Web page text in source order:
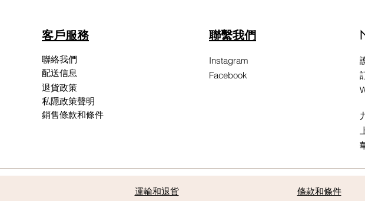
客戶服務
聯絡我們
配送信息
退貨政策
私隱政策聲明
銷售條款和條件
聯繫我們
Instagram
Facebook
運輸和退貨 條款和條件